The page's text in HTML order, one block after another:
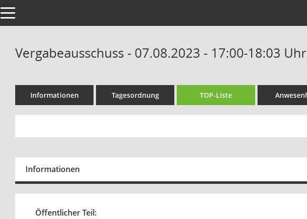
Toggle navigation
Vergabeausschuss - 07.08.2023 - 17:00-18:03 Uhr
Informationen Tagesordnung TOP-Liste
Informationen
Öffentlicher Teil: